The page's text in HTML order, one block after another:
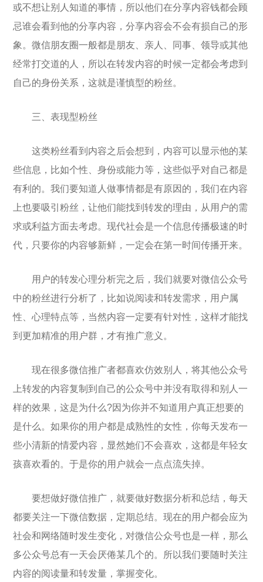
或不想让别人知道的事情，所以他们在分享内容钱都会顾
忌谁会看到他的分享内容，分享内容会不会有损自己的形
象。微信朋友圈一般都是朋友、亲人、同事、领导或其他
经常打交道的人，所以在转发内容的时候一定都会考虑到
自己的身份关系，这就是谨慎型的粉丝。
三、表现型粉丝
这类粉丝看到内容之后会想到，内容可以显示他的某
些信息，比如个性、身份或能力等，这些似乎对自己都是
有利的。我们要知道人做事情都是有原因的，我们在内容
上也要吸引粉丝，让他们能找到转发的理由，从用户的需
求或利益方面去考虑。现代社会是一个信息传播极速的时
代，只要你的内容够新鲜，一定会在第一时间传播开来。
用户的转发心理分析完之后，我们就要对微信公众号
中的粉丝进行分析了，比如说阅读和转发需求，用户属
性、心理特点等，当然内容一定要有针对性，这样才能找
到更加精准的用户群，才有推广意义。
现在很多微信推广者都喜欢仿效别人，将其他公众号
上转发的内容复制到自己的公众号中并没有取得和别人一
样的效果，这是为什么?因为你并不知道用户真正想要的
是什么。如果你的用户都是成熟性的女性，你每天发布一
些小清新的情爱内容，显然她们不会喜欢，这都是年轻女
孩喜欢看的。于是你的用户就会一点点流失掉。
要想做好微信推广，就要做好数据分析和总结，每天
都要关注一下微信数据，定期总结。现在的用户都会应为
社会和网络随时发生变化，对微信公众号也是一样，那么
多公众号总有一天会厌倦某几个的。所以我们要随时关注
内容的阅读量和转发量，掌握变化。